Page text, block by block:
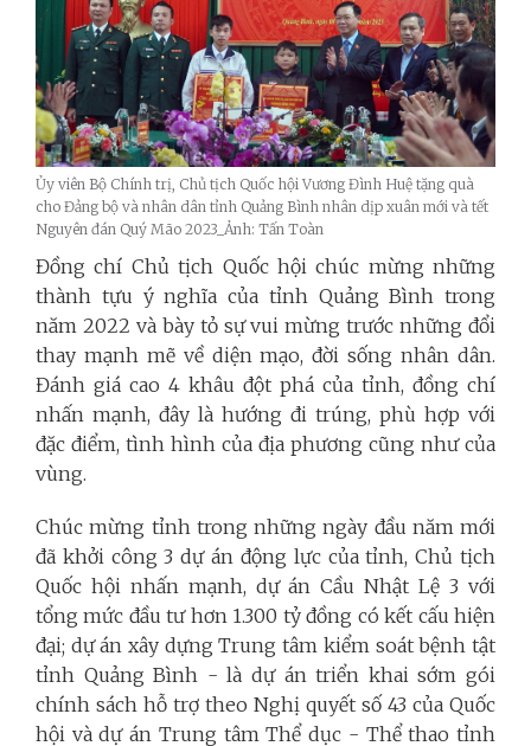
Ủy viên Bộ Chính trị, Chủ tịch Quốc hội Vương Đình Huệ tặng quà
cho Đảng bộ và nhân dân tỉnh Quảng Bình nhân dịp xuân mới và tết
Nguyên đán Quý Mão 2023_Ảnh: Tấn Toàn
Đồng chí Chủ tịch Quốc hội chúc mừng những
thành tựu ý nghĩa của tỉnh Quảng Bình trong
năm 2022 và bày tỏ sự vui mừng trước những đổi
thay mạnh mẽ về diện mạo, đời sống nhân dân.
Đánh giá cao 4 khâu đột phá của tỉnh, đồng chí
nhấn mạnh, đây là hướng đi trúng, phù hợp với
đặc điểm, tình hình của địa phương cũng như của
vùng.
Chúc mừng tỉnh trong những ngày đầu năm mới
đã khởi công 3 dự án động lực của tỉnh, Chủ tịch
Quốc hội nhấn mạnh, dự án Cầu Nhật Lệ 3 với
tổng mức đầu tư hơn 1.300 tỷ đồng có kết cấu hiện
đại; dự án xây dựng Trung tâm kiểm soát bệnh tật
tỉnh Quảng Bình - là dự án triển khai sớm gói
chính sách hỗ trợ theo Nghị quyết số 43 của Quốc
hội và dự án Trung tâm Thể dục - Thể thao tỉnh